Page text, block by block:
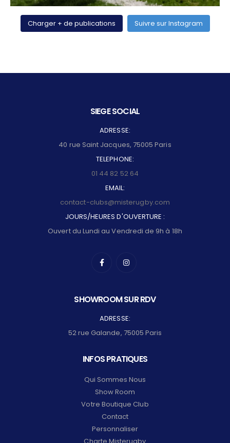
Charger + de publications Suivre sur Instagram
SIEGE SOCIAL
ADRESSE:
40 rue Saint Jacques, 75005 Paris
TELEPHONE:
01 44 82 52 64
EMAIL:
contact-clubs@misterugby.com
JOURS/HEURES D'OUVERTURE :
Ouvert du Lundi au Vendredi de 9h à 18h
SHOWROOM SUR RDV
ADRESSE:
52 rue Galande, 75005 Paris
INFOS PRATIQUES
Qui Sommes Nous
Show Room
Votre Boutique Club
Contact
Personnaliser